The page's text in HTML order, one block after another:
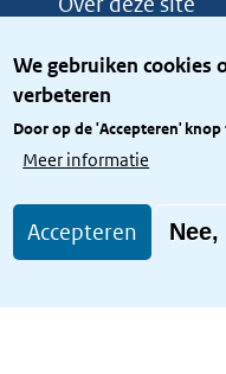
We gebruiken cookies
verbeteren
Door op de 'Accepteren'
Meer informatie
Accepteren
Privacy
Toegang site
Toegankelijkheid